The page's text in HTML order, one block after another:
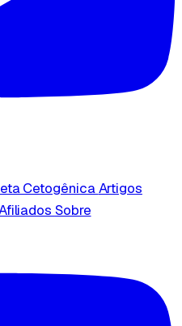
CetogênicaArtigos
Sobre